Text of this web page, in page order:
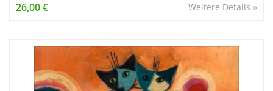
Weitere Details »
26,00 €